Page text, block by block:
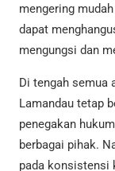
mengering
dapat
mengungsi dan
Di tengah semua
Lamandau tetap
penegakan
berbagai pihak.
pada konsistensi